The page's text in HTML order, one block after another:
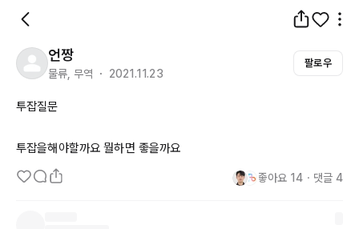
언짱
물류, 무역 ・ 2021.11.23
팔로우
투잡질문
투잡을해야할까요 뭘하면 좋을까요
좋아요 14・ 댓글 4